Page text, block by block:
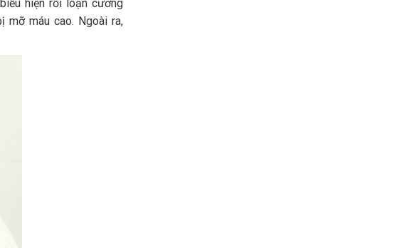
hiện rối loạn cương
mỡ máu cao. Ngoài ra,